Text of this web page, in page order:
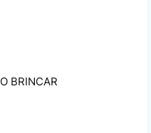
BRINCAR